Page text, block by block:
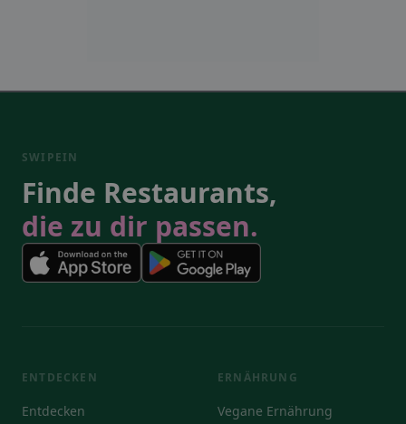
SWIPEIN
Finde Restaurants,
die zu dir passen.
ENTDECKEN
Entdecken
ERNÄHRUNG
Vegane Ernährung